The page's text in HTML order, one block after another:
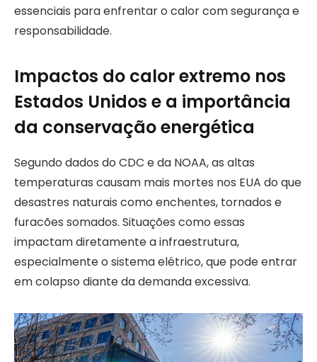
essenciais para enfrentar o calor com segurança e
responsabilidade.
Impactos do calor extremo nos
Estados Unidos e a importância
da conservação energética
Segundo dados do CDC e da NOAA, as altas
temperaturas causam mais mortes nos EUA do que
desastres naturais como enchentes, tornados e
furacões somados. Situações como essas
impactam diretamente a infraestrutura,
especialmente o sistema elétrico, que pode entrar
em colapso diante da demanda excessiva.